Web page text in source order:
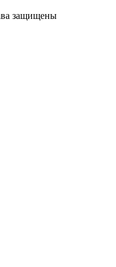
защищены